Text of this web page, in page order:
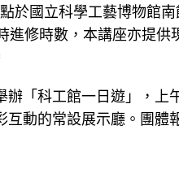
於國立科學工藝博物館
修時數，本講座亦提供
「科工館一日遊」，上
互動的常設展示廳。團體